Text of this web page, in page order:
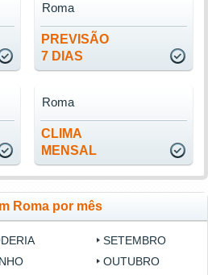
PREVISÃO
7 DIAS
Roma
CLIMA
MENSAL
Roma
Roma por mês
SETEMBRO
OUTUBRO